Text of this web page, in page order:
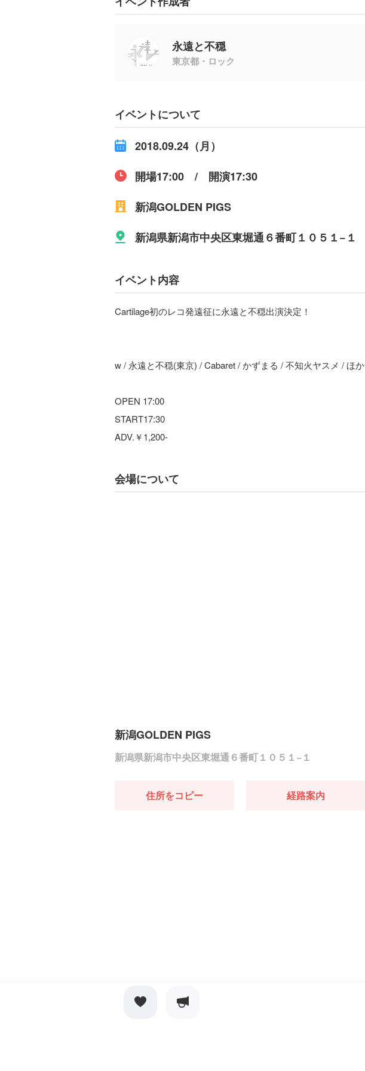
永遠と不穏
東京都・ロック
イベントについて
2018.09.24（月）
開場17:00 / 開演17:30
新潟GOLDEN PIGS
新潟県新潟市中央区東堀通６番町１０５１−１
イベント内容
Cartilage初のレコ発遠征に永遠と不穏出演決定！
w / 永遠と不穏(東京) / Cabaret / かずまる / 不知火ヤスメ / ほか
OPEN 17:00
START17:30
ADV.￥1,200-
会場について
新潟GOLDEN PIGS
新潟県新潟市中央区東堀通６番町１０５１−１
住所をコピー 経路案内